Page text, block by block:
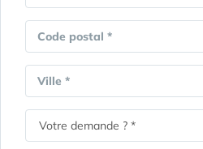
Code postal *
Ville *